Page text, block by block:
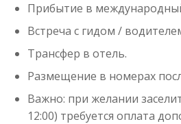
Прибытие в
Встреча с гидом /
Трансфер в отель.
Размещение в номерах
Важно: при желании
12:00) требуется оплата